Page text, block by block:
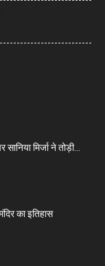
मिर्जा ने तोड़ी...
का इतिहास